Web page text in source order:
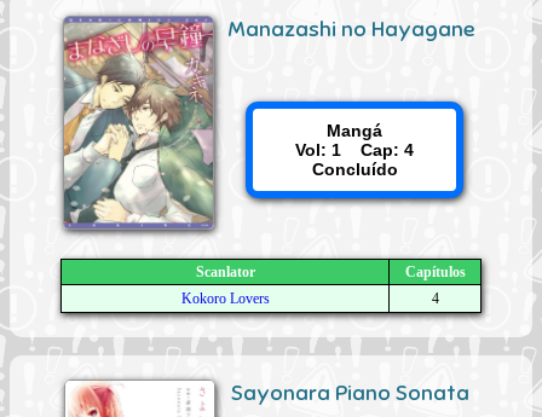
Manazashi no Hayagane
Mangá
Vol: 1 Cap: 4
Concluído
Scanlator
Capítulos
Kokoro Lovers
4
Sayonara Piano Sonata